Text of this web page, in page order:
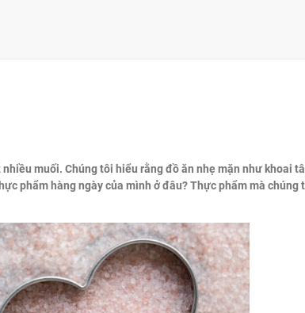
muối. Chúng tôi hiểu rằng đồ ăn nhẹ mặn như khoai
phẩm hàng ngày của mình ở đâu? Thực phẩm mà